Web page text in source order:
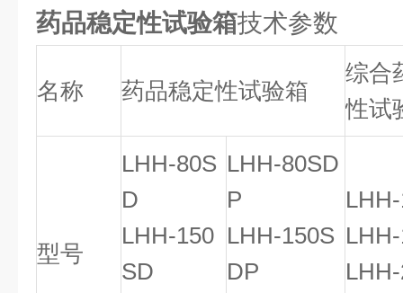
药品稳定性试验箱技术参数
名称 药品稳定性试验箱
综合
性试
型号
LHH-80S
D
LHH-150
SD
LHH-80SD
P
LHH-150S
DP